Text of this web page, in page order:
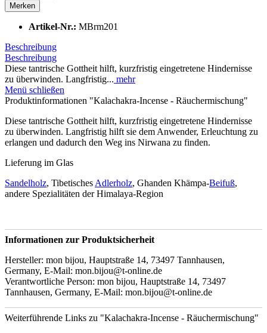
Merken
Artikel-Nr.: MBrm201
Beschreibung
Beschreibung
Diese tantrische Gottheit hilft, kurzfristig eingetretene Hindernisse
zu überwinden. Langfristig... mehr
Menü schließen
Produktinformationen "Kalachakra-Incense - Räuchermischung"
Diese tantrische Gottheit hilft, kurzfristig eingetretene Hindernisse
zu überwinden. Langfristig hilft sie dem Anwender, Erleuchtung zu
erlangen und dadurch den Weg ins Nirwana zu finden.
Lieferung im Glas
Sandelholz, Tibetisches Adlerholz, Ghanden Khämpa-Beifuß,
andere Spezialitäten der Himalaya-Region
Informationen zur Produktsicherheit
Hersteller: mon bijou, Hauptstraße 14, 73497 Tannhausen,
Germany, E-Mail: mon.bijou@t-online.de
Verantwortliche Person: mon bijou, Hauptstraße 14, 73497
Tannhausen, Germany, E-Mail: mon.bijou@t-online.de
Weiterführende Links zu "Kalachakra-Incense - Räuchermischung"